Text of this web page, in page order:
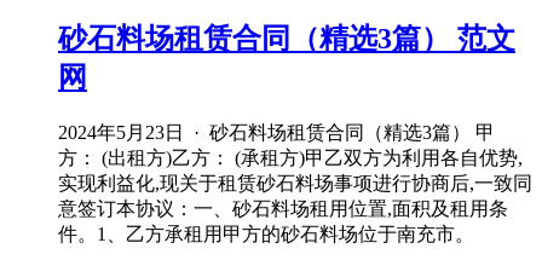
砂石料场租赁合同（精选3篇） 范文
网
2024年5月23日 · 砂石料场租赁合同（精选3篇） 甲
方： (出租方)乙方： (承租方)甲乙双方为利用各自优势,
实现利益化,现关于租赁砂石料场事项进行协商后,一致同
意签订本协议：一、砂石料场租用位置,面积及租用条
件。1、乙方承租用甲方的砂石料场位于南充市。